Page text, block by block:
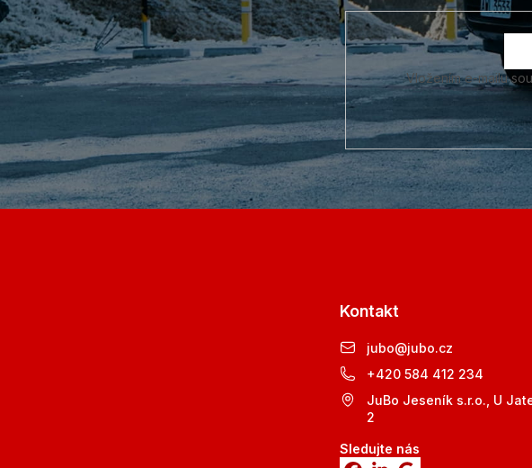
Vložením e-mailu
Kontakt
jubo@jubo.cz
+420 584 412 234
JuBo Jeseník s.r.o., U
2
Sledujte nás